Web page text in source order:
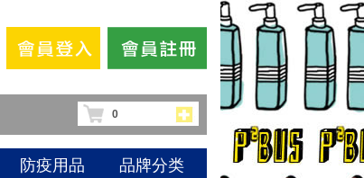
0
防疫用品 品牌分类